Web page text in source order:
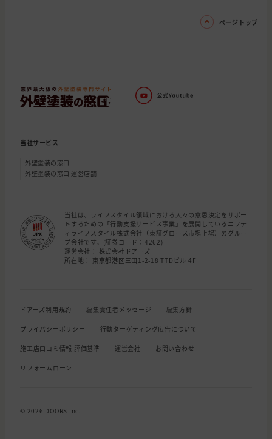
ページトップ
当社サービス
外壁塗装の窓口
外壁塗装の窓口 運営店舗
当社は、ライフスタイル領域における人々の意思決定をサポー
トするための「行動支援サービス事業」を展開しているニフテ
ィライフスタイル株式会社（東証グロース市場上場）のグルー
プ会社です。(証券コード：4262)
運営会社： 株式会社ドアーズ
所在地： 東京都港区三田1-2-18 TTDビル 4F
ドアーズ利用規約 編集責任者メッセージ 編集方針
プライバシーポリシー 行動ターゲティング広告について
施工店口コミ情報 評価基準 運営会社 お問い合わせ
リフォームローン
© 2026 DOORS Inc.